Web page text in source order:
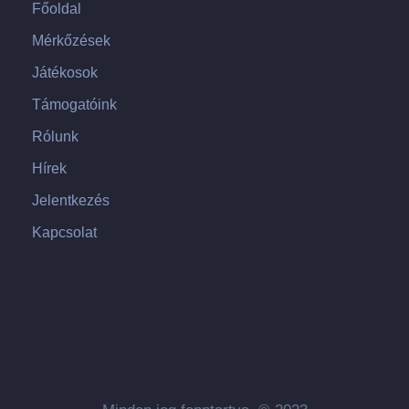
Főoldal
Mérkőzések
Játékosok
Támogatóink
Rólunk
Hírek
Jelentkezés
Kapcsolat